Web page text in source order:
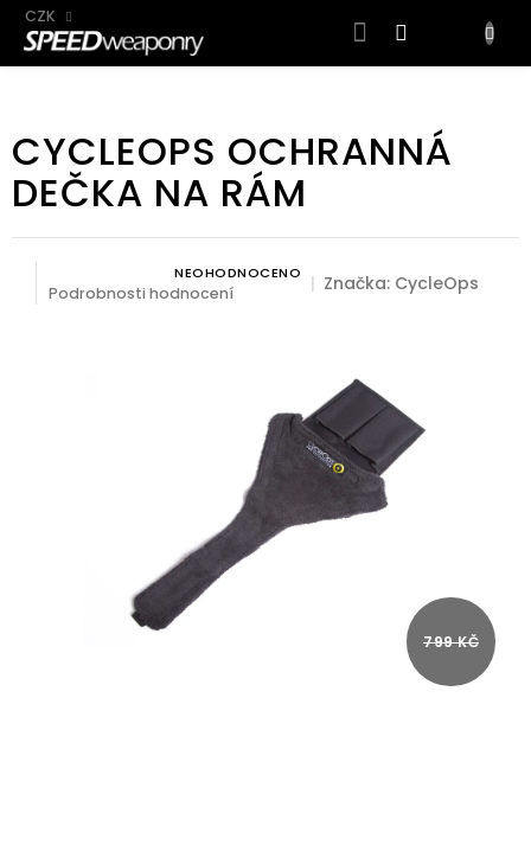
obsah
CZK
CYCLEOPS OCHRANNÁ
DEČKA NA RÁM
Průměrné hodnocení produktu je 0,0 z 5 hvězdiček.
NEOHODNOCENO
Podrobnosti hodnocení Značka: CycleOps
799 KČ